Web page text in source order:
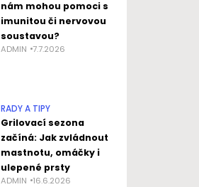
nám mohou pomoci s
imunitou či nervovou
soustavou?
ADMIN 7.7.2026
RADY A TIPY
Grilovací sezona
začíná: Jak zvládnout
mastnotu, omáčky i
ulepené prsty
ADMIN 16.6.2026